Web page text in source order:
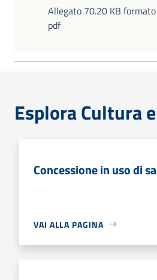
Allegato 70.20 KB formato
pdf
Esplora Cultura
Concessione in uso di
VAI ALLA PAGINA